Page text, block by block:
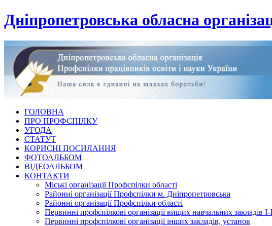
Дніпропетровська обласна
ГОЛОВНА
ПРО ПРОФСПІЛКУ
УГОДА
СТАТУТ
КОРИСНІ ПОСИЛАННЯ
ФОТОАЛЬБОМ
ВІДЕОАЛЬБОМ
КОНТАКТИ
Міські організації Профспілки області
Районні організації Профспілки м. Дніпропетровська
Районні організації Профспілки області
Первинні профспілкові організації вищих навчальних закладів І-
Первинні профспілкові організації інших закладів, установ